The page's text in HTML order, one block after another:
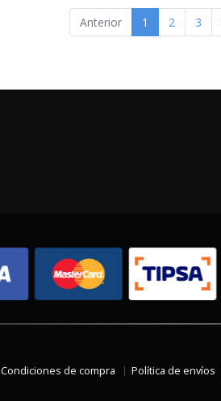
Anterior 1 2 3
Condiciones de compra Política de envíos